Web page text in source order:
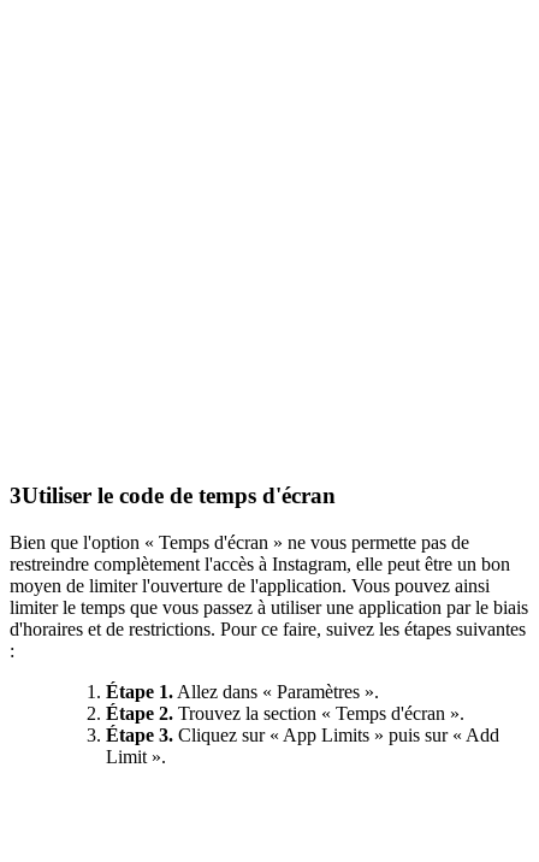
3Utiliser le code de temps d'écran
Bien que l'option « Temps d'écran » ne vous permette pas de
restreindre complètement l'accès à Instagram, elle peut être un bon
moyen de limiter l'ouverture de l'application. Vous pouvez ainsi
limiter le temps que vous passez à utiliser une application par le biais
d'horaires et de restrictions. Pour ce faire, suivez les étapes suivantes
:
Étape 1. Allez dans « Paramètres ».
Étape 2. Trouvez la section « Temps d'écran ».
Étape 3. Cliquez sur « App Limits » puis sur « Add
Limit ».